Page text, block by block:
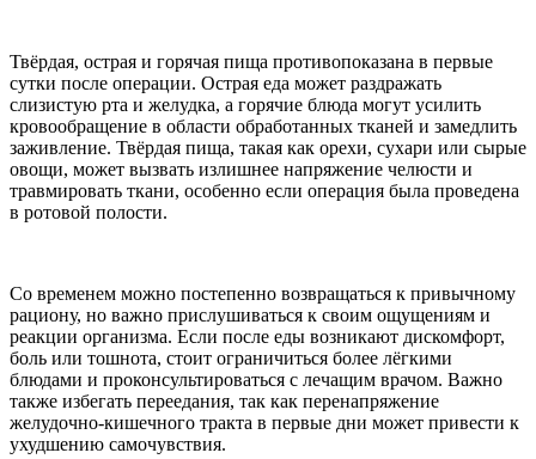
Твёрдая, острая и горячая пища противопоказана в первые
сутки после операции. Острая еда может раздражать
слизистую рта и желудка, а горячие блюда могут усилить
кровообращение в области обработанных тканей и замедлить
заживление. Твёрдая пища, такая как орехи, сухари или сырые
овощи, может вызвать излишнее напряжение челюсти и
травмировать ткани, особенно если операция была проведена
в ротовой полости.
Со временем можно постепенно возвращаться к привычному
рациону, но важно прислушиваться к своим ощущениям и
реакции организма. Если после еды возникают дискомфорт,
боль или тошнота, стоит ограничиться более лёгкими
блюдами и проконсультироваться с лечащим врачом. Важно
также избегать переедания, так как перенапряжение
желудочно-кишечного тракта в первые дни может привести к
ухудшению самочувствия.